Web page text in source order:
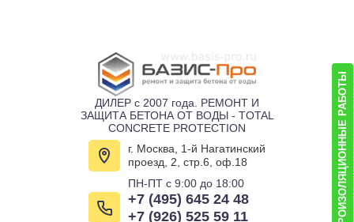
ДИЛЕР с 2007 года. РЕМОНТ И
ЗАЩИТА БЕТОНА ОТ ВОДЫ - TOTAL
CONCRETE PROTECTION
г. Москва, 1-й Нагатинский
проезд, 2, стр.6, оф.18
ПН-ПТ с 9:00 до 18:00
+7 (495) 645 24 48
+7 (926) 525 59 11